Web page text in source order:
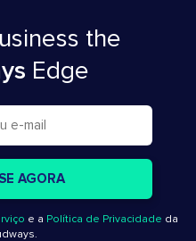
the
Edge
e a Política de Privacidade da